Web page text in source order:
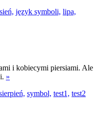
język symboli, lipa,
i kobiecymi piersiami. Ale
»
symbol, test1, test2